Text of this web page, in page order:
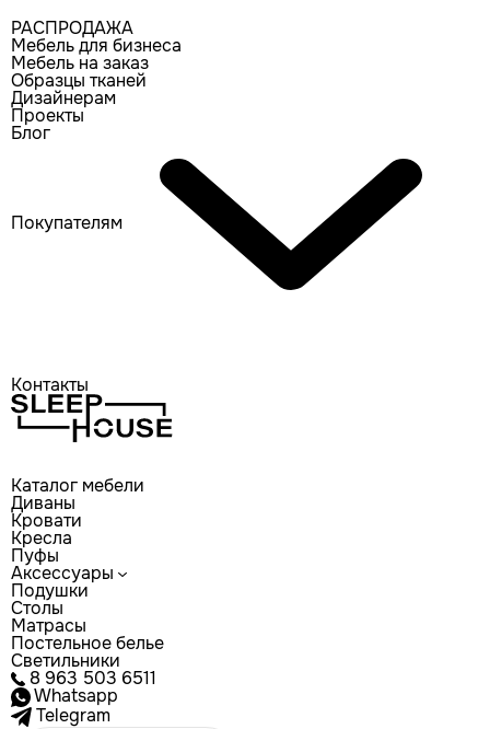
РАСПРОДАЖА
Мебель для бизнеса
Мебель на заказ
Образцы тканей
Дизайнерам
Проекты
Блог
Покупателям
Контакты
Каталог мебели
Диваны
Кровати
Кресла
Пуфы
Аксессуары
Подушки
Столы
Матрасы
Постельное белье
Светильники
8 963 503 6511
Whatsapp
Telegram